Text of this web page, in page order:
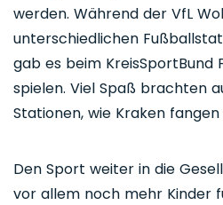
werden. Während der VfL
unterschiedlichen
gab es beim KreisSportBund
spielen. Viel Spaß brachten
Stationen, wie Kraken
Den Sport weiter in die
vor allem noch mehr Kinder